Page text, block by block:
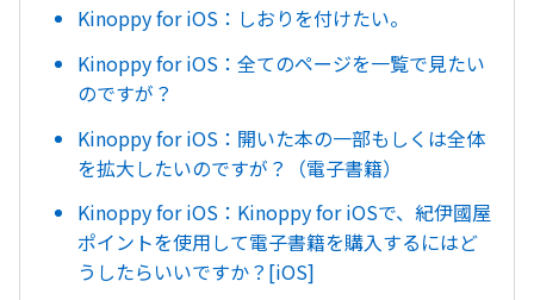
Kinoppy for iOS：しおりを付けたい。
Kinoppy for iOS：全てのページを一覧で見たい
のですが？
Kinoppy for iOS：開いた本の一部もしくは全体
を拡大したいのですが？（電子書籍）
Kinoppy for iOS：Kinoppy for iOSで、紀伊國屋
ポイントを使用して電子書籍を購入するにはど
うしたらいいですか？[iOS]